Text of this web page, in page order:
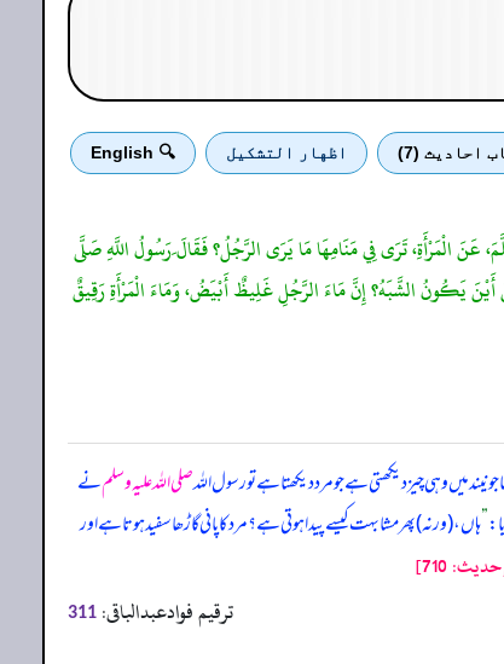
احادیث (7) اظهار التشكيل 🔍 English
عَنَ الْمَرْأَةِ، تَرَى فِي مَنَامِهَا مَا يَرَى الرَّجُلُ؟ فَقَالَ َرَسُولُ اللَّهِ صَلَّى
يَكُونُ الشَّبَهُ؟ إِنَّ مَاءَ الرَّجُلِ غَلِيظٌ أَبْيَضُ، وَمَاءَ الْمَرْأَةِ رَقِيقٌ
میں وہی چیز دیکھتی ہے جو مرد دیکھتا ہے تو رسول اللہصلی اللہ علیہ وسلمنے
”ہاں، (ورنہ) پھر مشابہت کیسے پیدا ہوتی ہے؟ مرد کا پانی گاڑھا سفید ہوتا ہے اور
710]
ترقیم فوادعبدالباقی: 311